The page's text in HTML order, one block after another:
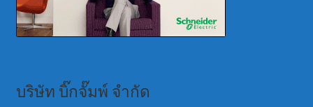
บริษัท บิ๊กจั๊มพ์ จำกัด